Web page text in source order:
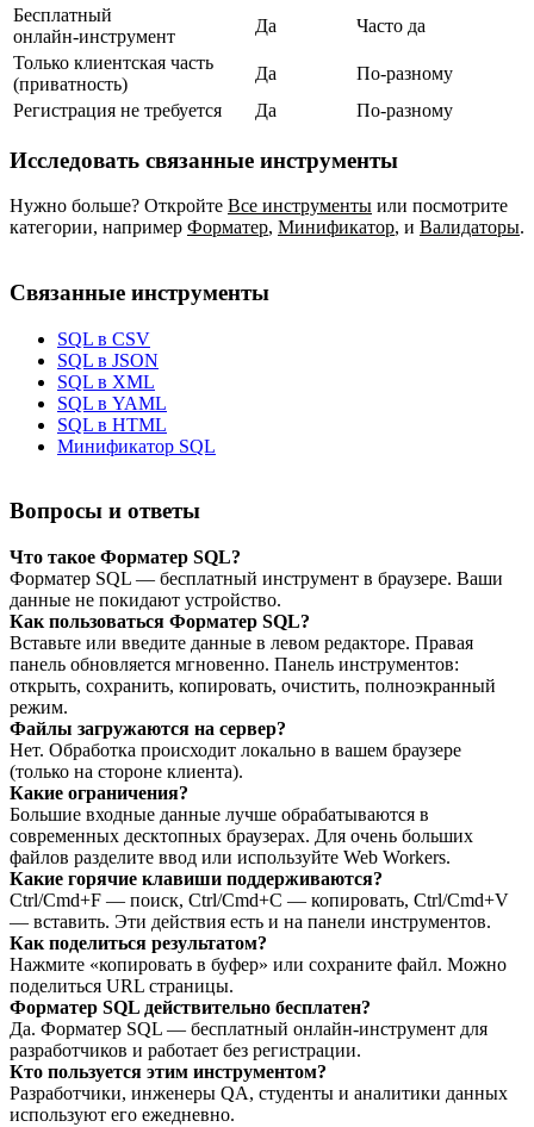
Бесплатный
онлайн‑инструмент
Да
Часто да
Только клиентская часть
(приватность)
Да
По‑разному
Регистрация не требуется
Да По‑разному
Исследовать связанные инструменты
Нужно больше? Откройте Все инструменты или посмотрите
категории, например Форматер, Минификатор, и Валидаторы.
Связанные инструменты
SQL в CSV
SQL в JSON
SQL в XML
SQL в YAML
SQL в HTML
Минификатор SQL
Вопросы и ответы
Что такое Форматер SQL?
Форматер SQL — бесплатный инструмент в браузере. Ваши
данные не покидают устройство.
Как пользоваться Форматер SQL?
Вставьте или введите данные в левом редакторе. Правая
панель обновляется мгновенно. Панель инструментов:
открыть, сохранить, копировать, очистить, полноэкранный
режим.
Файлы загружаются на сервер?
Нет. Обработка происходит локально в вашем браузере
(только на стороне клиента).
Какие ограничения?
Большие входные данные лучше обрабатываются в
современных десктопных браузерах. Для очень больших
файлов разделите ввод или используйте Web Workers.
Какие горячие клавиши поддерживаются?
Ctrl/Cmd+F — поиск, Ctrl/Cmd+C — копировать, Ctrl/Cmd+V
— вставить. Эти действия есть и на панели инструментов.
Как поделиться результатом?
Нажмите «копировать в буфер» или сохраните файл. Можно
поделиться URL страницы.
Форматер SQL действительно бесплатен?
Да. Форматер SQL — бесплатный онлайн‑инструмент для
разработчиков и работает без регистрации.
Кто пользуется этим инструментом?
Разработчики, инженеры QA, студенты и аналитики данных
используют его ежедневно.